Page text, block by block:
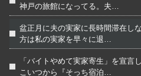
神戸の旅館になってる。夫…
盆正月に夫の実家に長時間滞在し
方は私の実家を早々に退…
「バイトやめて実家寄生」を宣言
こいつから『そっち宿泊…